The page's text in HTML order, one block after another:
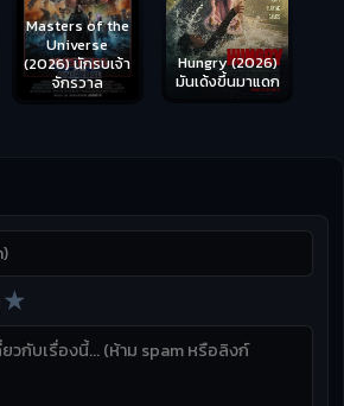
Masters of the
Universe
(2026) นักรบเจ้า
จักรวาล
Hungry (2026)
มันเด้งขึ้นมาแดก
★